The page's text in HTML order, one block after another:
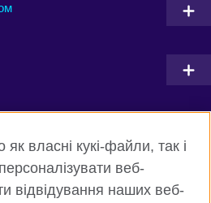
Twitter
Flickr
власні кукі-файли, так і
веб-
відвідування наших веб-